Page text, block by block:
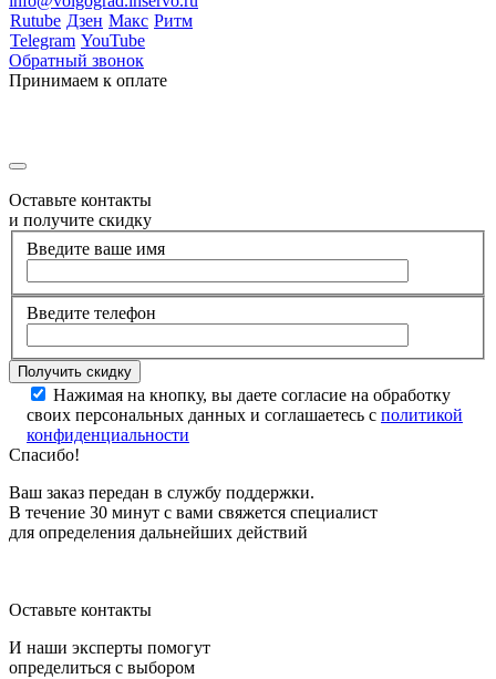
Rutube Дзен Макс Ритм
Telegram YouTube
Обратный звонок
Принимаем к оплате
Оставьте контакты
и получите скидку
Введите ваше имя
Введите телефон
Нажимая на кнопку, вы даете согласие на обработку
своих персональных данных и соглашаетесь с политикой
конфиденциальности
Спасибо!
Ваш заказ передан в службу поддержки.
В течение 30 минут с вами свяжется специалист
для определения дальнейших действий
Оставьте контакты
И наши эксперты помогут
определиться с выбором